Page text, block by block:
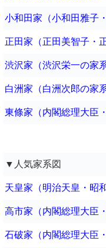
小和田家（小和田雅子
正田家（正田美智子・
渋沢家（渋沢栄一の家系
白洲家（白洲次郎の家系
東條家（内閣総理大臣
▼人気家系図
天皇家（明治天皇・昭
高市家（内閣総理大臣
石破家（内閣総理大臣